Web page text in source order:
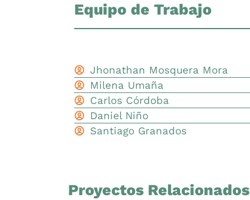
Equipo de Trabajo
Jhonathan Mosquera Mora
Milena Umaña
Carlos Córdoba
Daniel Niño
Santiago Granados
Proyectos Relacionados